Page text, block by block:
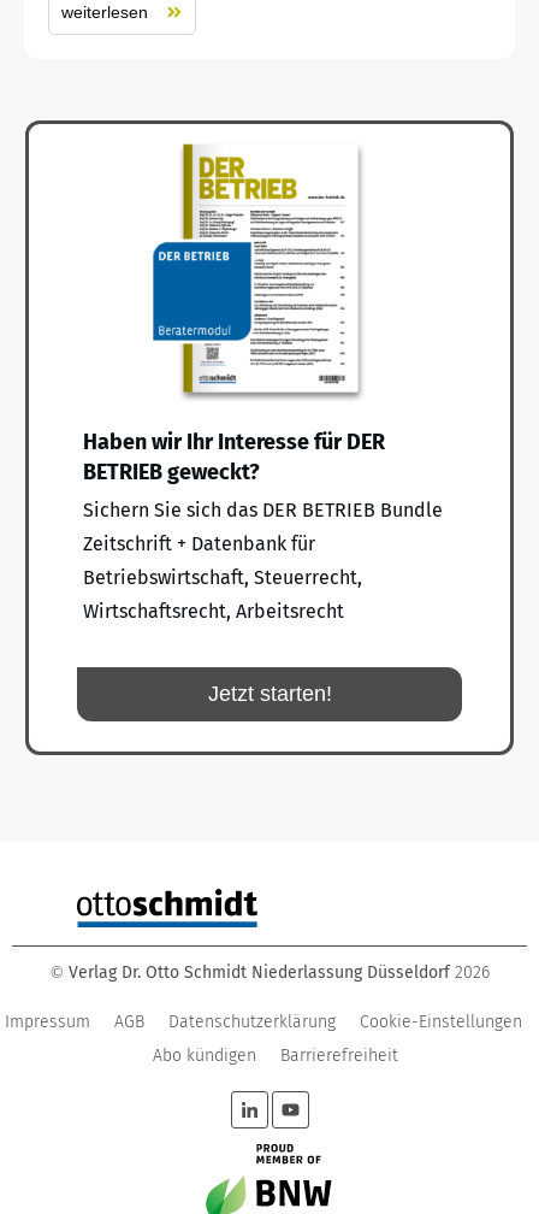
weiterlesen
Haben wir Ihr Interesse für DER
BETRIEB geweckt?
Sichern Sie sich das DER BETRIEB Bundle
Zeitschrift + Datenbank für
Betriebswirtschaft, Steuerrecht,
Wirtschaftsrecht, Arbeitsrecht
Jetzt starten!
© Verlag Dr. Otto Schmidt Niederlassung Düsseldorf 2026
Impressum AGB Datenschutzerklärung
Cookie-Einstellungen
Abo kündigen
Barrierefreiheit